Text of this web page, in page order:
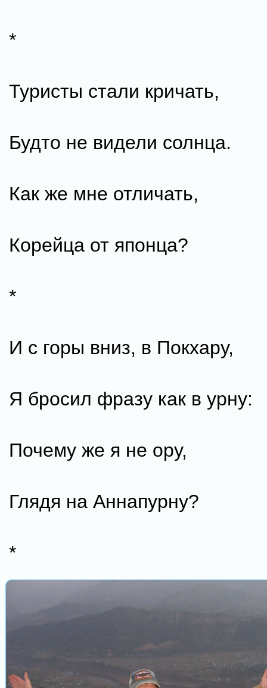
*
Туристы стали кричать,
Будто не видели солнца.
Как же мне отличать,
Корейца от японца?
*
И с горы вниз, в Покхару,
Я бросил фразу как в урну:
Почему же я не ору,
Глядя на Аннапурну?
*